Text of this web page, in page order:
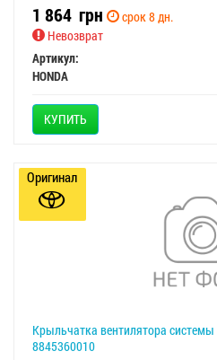
1 864 грн
срок 8 дн.
Невозврат
Артикул:
HONDA
КУПИТЬ
Крыльчатка вентилятора системы
8845360010
Оригинал